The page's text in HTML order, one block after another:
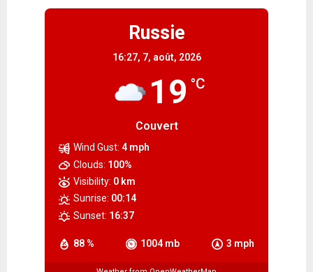
Russie
16:27, 7, août, 2026
19 °C
Couvert
88 % 1004 mb 3 mph
Wind Gust: 4 mph
Clouds: 100%
Visibility: 0 km
Sunrise: 00:14
Sunset: 16:37